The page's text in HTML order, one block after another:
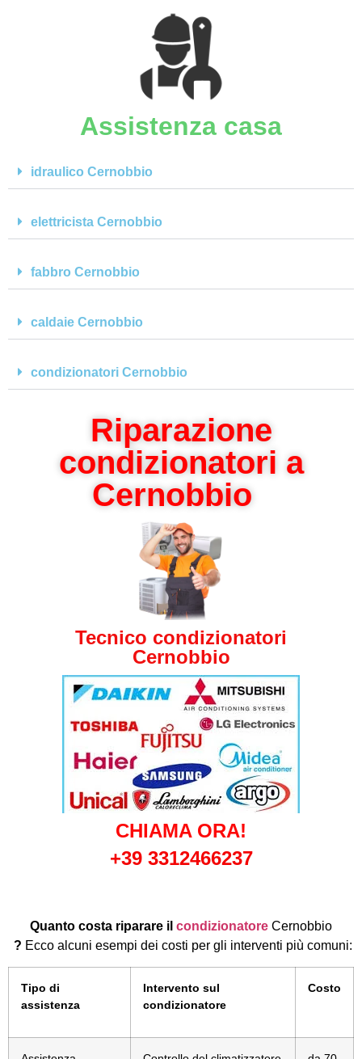
Assistenza casa
idraulico Cernobbio
elettricista Cernobbio
fabbro Cernobbio
caldaie Cernobbio
condizionatori Cernobbio
Riparazione
condizionatori a
Cernobbio
Tecnico condizionatori
Cernobbio
CHIAMA ORA!
+39 3312466237
Quanto costa riparare il condizionatore Cernobbio
? Ecco alcuni esempi dei costi per gli interventi più comuni:
Tipo di
assistenza
Intervento sul
condizionatore
Costo